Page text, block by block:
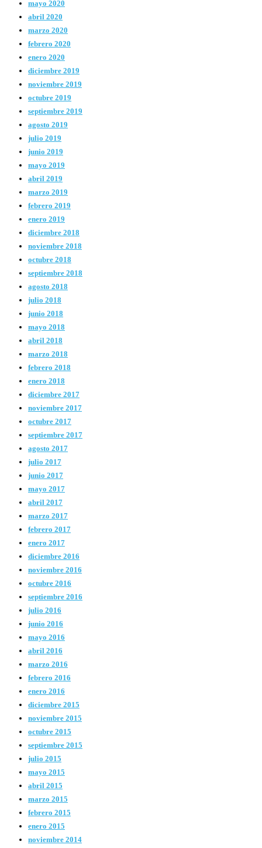
mayo 2020
abril 2020
marzo 2020
febrero 2020
enero 2020
diciembre 2019
noviembre 2019
octubre 2019
septiembre 2019
agosto 2019
julio 2019
junio 2019
mayo 2019
abril 2019
marzo 2019
febrero 2019
enero 2019
diciembre 2018
noviembre 2018
octubre 2018
septiembre 2018
agosto 2018
julio 2018
junio 2018
mayo 2018
abril 2018
marzo 2018
febrero 2018
enero 2018
diciembre 2017
noviembre 2017
octubre 2017
septiembre 2017
agosto 2017
julio 2017
junio 2017
mayo 2017
abril 2017
marzo 2017
febrero 2017
enero 2017
diciembre 2016
noviembre 2016
octubre 2016
septiembre 2016
julio 2016
junio 2016
mayo 2016
abril 2016
marzo 2016
febrero 2016
enero 2016
diciembre 2015
noviembre 2015
octubre 2015
septiembre 2015
julio 2015
mayo 2015
abril 2015
marzo 2015
febrero 2015
enero 2015
noviembre 2014